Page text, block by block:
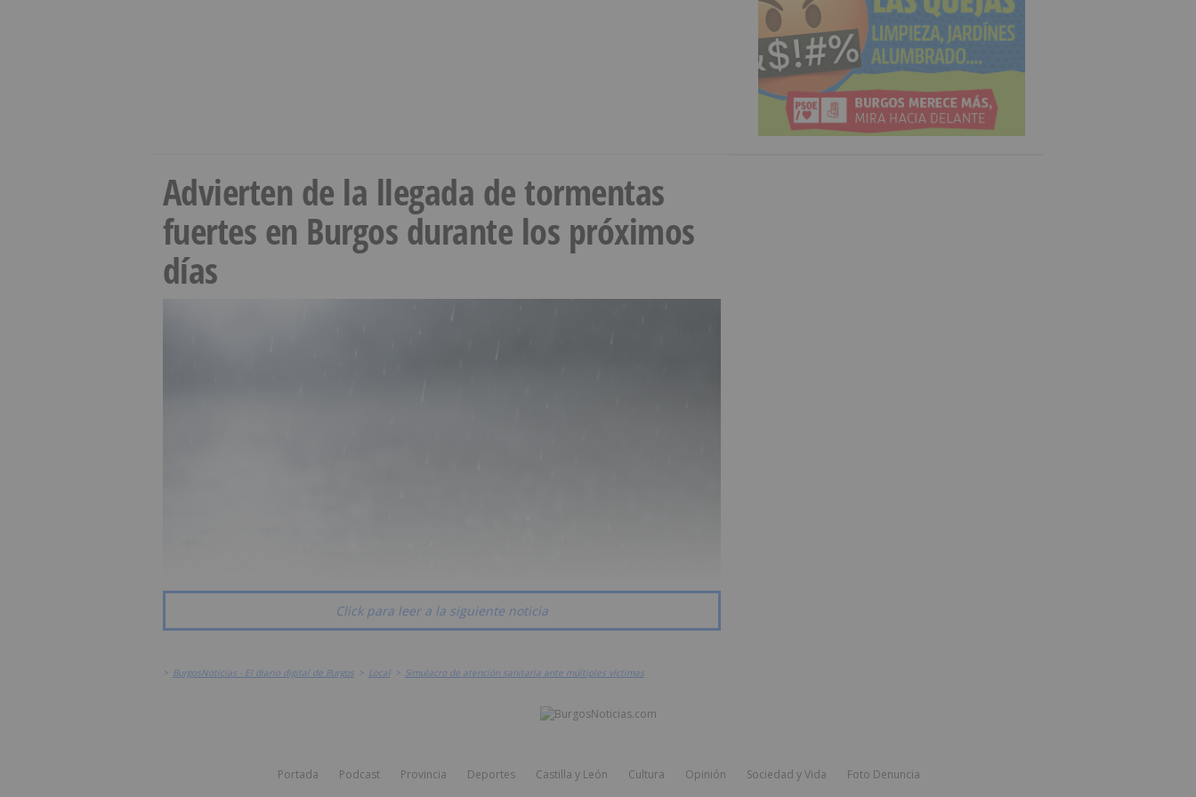
Advierten de la llegada de tormentas
fuertes en Burgos durante los próximos
días
Click para leer a la siguiente noticia
> BurgosNoticias - El diario digital de Burgos > Local > Simulacro de atención sanitaria ante múltiples víctimas
Portada Podcast Provincia Deportes Castilla y León Cultura Opinión Sociedad y Vida Foto Denuncia